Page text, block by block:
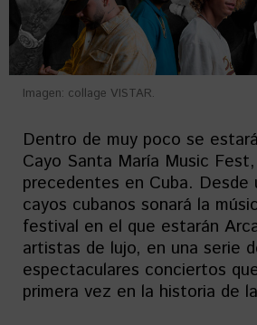
Imagen: collage VISTAR.
Dentro de muy poco se
Cayo Santa María Music
precedentes en Cuba. Desde
cayos cubanos sonará la
festival en el que estarán
artistas de lujo, en una serie
espectaculares conciertos
primera vez en la historia de